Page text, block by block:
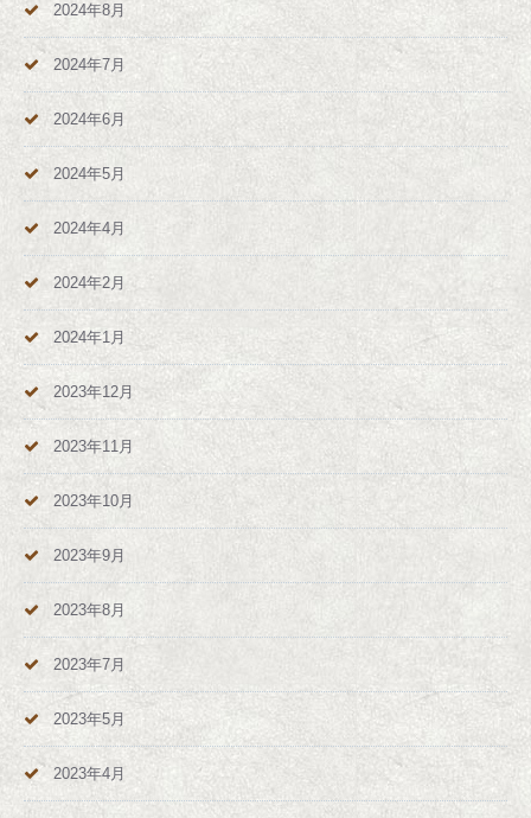
2024年8月
2024年7月
2024年6月
2024年5月
2024年4月
2024年2月
2024年1月
2023年12月
2023年11月
2023年10月
2023年9月
2023年8月
2023年7月
2023年5月
2023年4月